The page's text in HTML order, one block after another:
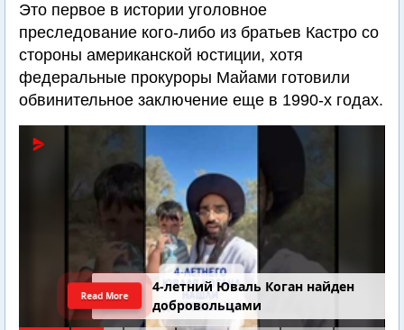
Это первое в истории уголовное
преследование кого-либо из братьев Кастро со
стороны американской юстиции, хотя
федеральные прокуроры Майами готовили
обвинительное заключение еще в 1990-х годах.
4-летний Юваль Коган найден
добровольцами
Read More